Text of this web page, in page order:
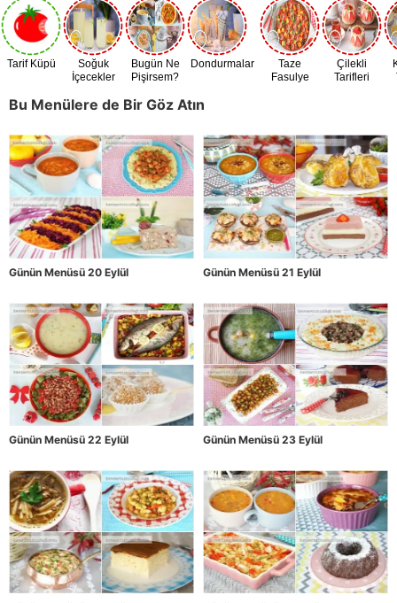
Tarif Küpü
Soğuk
İçecekler
Bugün Ne
Pişirsem?
Dondurmalar
Taze
Fasulye
Çilekli
Tarifleri
Bu Menülere de Bir Göz Atın
Günün Menüsü 20 Eylül Günün Menüsü 21 Eylül
Günün Menüsü 22 Eylül Günün Menüsü 23 Eylül